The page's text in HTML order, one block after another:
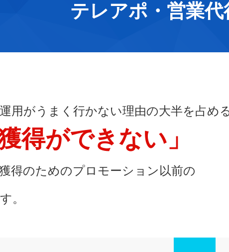
テレアポ・営業代
用がうまく行かない理由の大半を占め
得ができない」
得のためのプロモーション以前の
。